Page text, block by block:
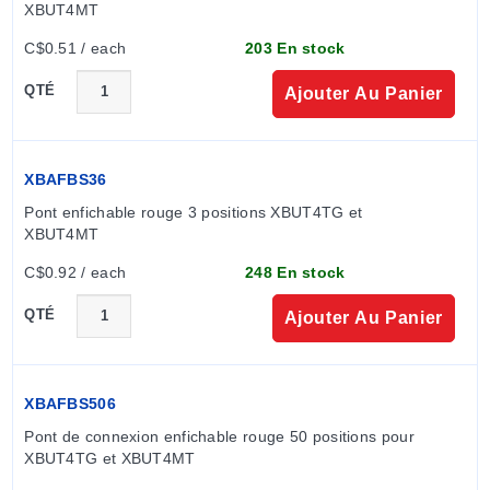
signaler un fusible déclenché, des borniers à fusibles
avec voyants lumineux sont disponibles (pour les
XBUT4MT
C$0.51 / each 203 En stock
QTÉ Ajouter Au Panier
XBAFBS36
Pont enfichable rouge 3 positions XBUT4TG et
XBUT4MT
C$0.92 / each 248 En stock
QTÉ Ajouter Au Panier
XBAFBS506
Pont de connexion enfichable rouge 50 positions pour
XBUT4TG et XBUT4MT